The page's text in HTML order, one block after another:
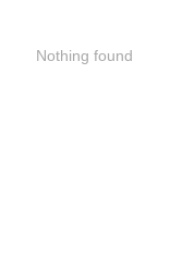
Nothing found